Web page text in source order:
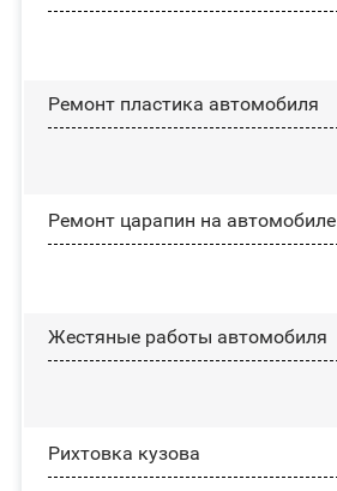
Ремонт пластика автомобиля
Ремонт царапин на автомобиле
Жестяные работы автомобиля
Рихтовка кузова